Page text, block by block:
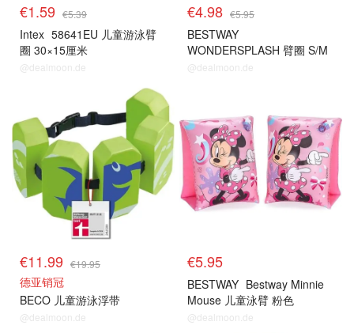
€1.59 €5.39
Intex 58641EU 儿童游泳臂
圈 30×15厘米
@dealmoon.de
€4.98 €5.95
BESTWAY
WONDERSPLASH 臂圈 S/M
25x15cm
@dealmoon.de
€11.99 €19.95
德亚销冠
BECO 儿童游泳浮带
@dealmoon.de
€5.95
BESTWAY Bestway Minnie
Mouse 儿童泳臂 粉色
25x15cm
@dealmoon.de